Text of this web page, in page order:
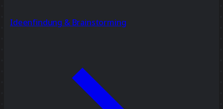
Ideenfindung & Brainstorming